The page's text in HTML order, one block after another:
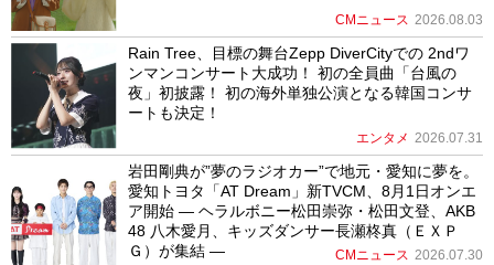
CMニュース 2026.08.03
Rain Tree、目標の舞台Zepp DiverCityでの 2ndワ
ンマンコンサート大成功！ 初の全員曲「台風の
夜」初披露！ 初の海外単独公演となる韓国コンサ
ートも決定！
エンタメ 2026.07.31
岩田剛典が”夢のラジオカー”で地元・愛知に夢を。
愛知トヨタ「AT Dream」新TVCM、8月1日オンエ
ア開始 ― ヘラルボニー松田崇弥・松田文登、AKB
48 八木愛月、キッズダンサー長瀬柊真（ＥＸＰ
Ｇ）が集結 ―
CMニュース 2026.07.30